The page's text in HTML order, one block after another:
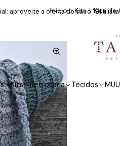
Kits Retrosaria Tecidos
aproveite a oferta do saco
Início Kits Kits de